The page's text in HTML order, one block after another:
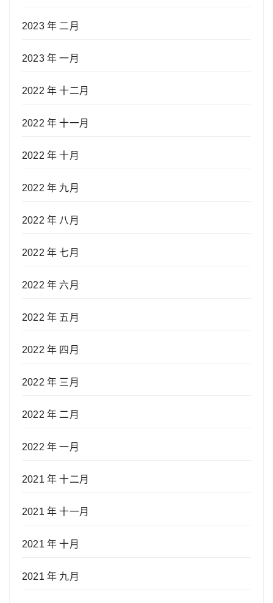
2023 年 二月
2023 年 一月
2022 年 十二月
2022 年 十一月
2022 年 十月
2022 年 九月
2022 年 八月
2022 年 七月
2022 年 六月
2022 年 五月
2022 年 四月
2022 年 三月
2022 年 二月
2022 年 一月
2021 年 十二月
2021 年 十一月
2021 年 十月
2021 年 九月